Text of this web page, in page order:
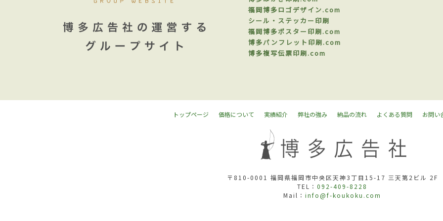
福岡博多ロゴデザイン.com
シール・ステッカー印刷
福岡博多ポスター印刷.com
博多パンフレット印刷.com
博多複写伝票印刷.com
トップページ 価格について 実績紹介 弊社の強み 納品の流れ よくある質問 お問い
〒810-0001 福岡県福岡市中央区天神3丁目15-17 三天第2ビル 2F
TEL： 092-409-8228
Mail： info@f-koukoku.com